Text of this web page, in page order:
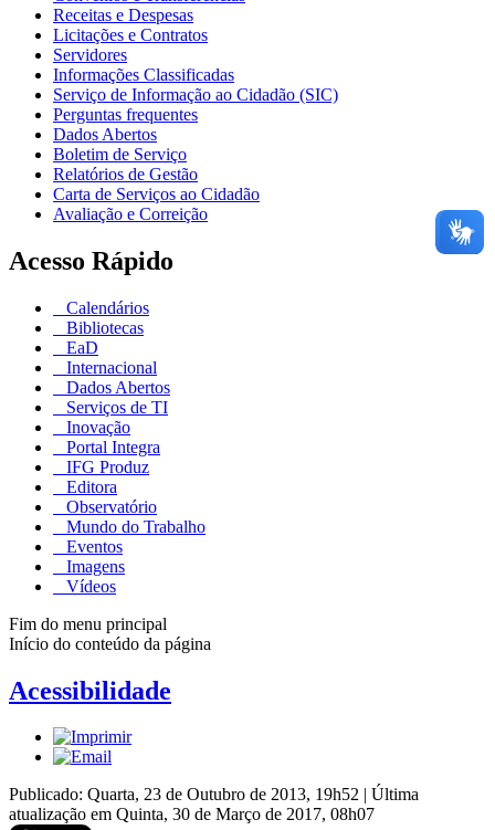
Receitas e Despesas
Licitações e Contratos
Servidores
Informações Classificadas
Serviço de Informação ao Cidadão (SIC)
Perguntas frequentes
Dados Abertos
Boletim de Serviço
Relatórios de Gestão
Carta de Serviços ao Cidadão
Avaliação e Correição
Acesso Rápido
Calendários
Bibliotecas
EaD
Internacional
Dados Abertos
Serviços de TI
Inovação
Portal Integra
IFG Produz
Editora
Observatório
Mundo do Trabalho
Eventos
Imagens
Vídeos
Fim do menu principal
Início do conteúdo da página
Acessibilidade
Publicado: Quarta, 23 de Outubro de 2013, 19h52 | Última
atualização em Quinta, 30 de Março de 2017, 08h07